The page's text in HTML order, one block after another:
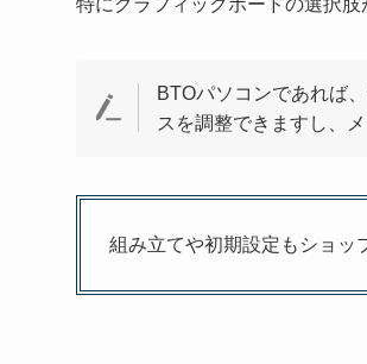
BTOパソコンであれば
スを調整できますし、
組み立てや初期設定もショッ